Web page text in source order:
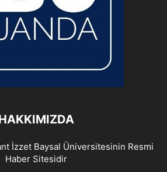
İzzet Baysal Üniversitesinin Resmi
Haber Sitesidir